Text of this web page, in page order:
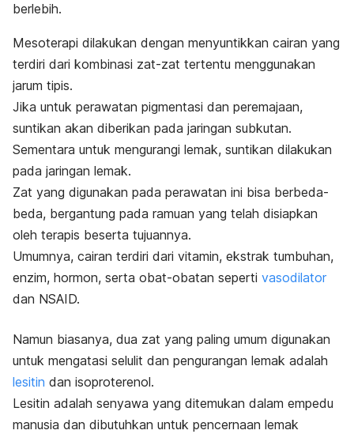
berlebih.
Mesoterapi dilakukan dengan menyuntikkan cairan yang
terdiri dari kombinasi zat-zat tertentu menggunakan
jarum tipis.
Jika untuk perawatan pigmentasi dan peremajaan,
suntikan akan diberikan pada jaringan subkutan.
Sementara untuk mengurangi lemak, suntikan dilakukan
pada jaringan lemak.
Zat yang digunakan pada perawatan ini bisa berbeda-
beda, bergantung pada ramuan yang telah disiapkan
oleh terapis beserta tujuannya.
Umumnya, cairan terdiri dari vitamin, ekstrak tumbuhan,
enzim, hormon, serta obat-obatan seperti vasodilator
dan NSAID.
Namun biasanya, dua zat yang paling umum digunakan
untuk mengatasi selulit dan pengurangan lemak adalah
lesitin dan isoproterenol.
Lesitin adalah senyawa yang ditemukan dalam empedu
manusia dan dibutuhkan untuk pencernaan lemak